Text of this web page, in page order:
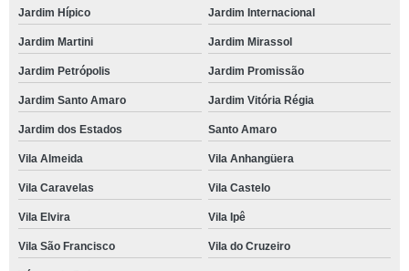
Jardim Hípico Jardim Internacional
Jardim Martini Jardim Mirassol
Jardim Petrópolis Jardim Promissão
Jardim Santo Amaro Jardim Vitória Régia
Jardim dos Estados Santo Amaro
Vila Almeida Vila Anhangüera
Vila Caravelas Vila Castelo
Vila Elvira Vila Ipê
Vila São Francisco Vila do Cruzeiro